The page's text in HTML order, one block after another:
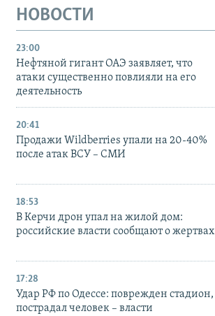
НОВОСТИ
23:00
Нефтяной гигант ОАЭ заявляет, что
атаки существенно повлияли на его
деятельность
20:41
Продажи Wildberries упали на 20-40%
после атак ВСУ – СМИ
18:53
В Керчи дрон упал на жилой дом:
российские власти сообщают о жертвах
17:28
Удар РФ по Одессе: поврежден стадион,
пострадал человек – власти